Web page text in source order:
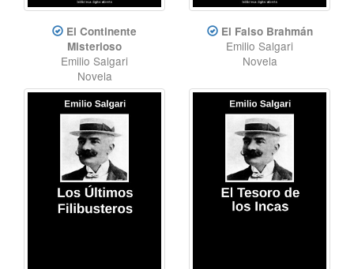
El Continente
Misterioso
Emilio Salgari
Novela
El Falso Brahmán
Emilio Salgari
Novela